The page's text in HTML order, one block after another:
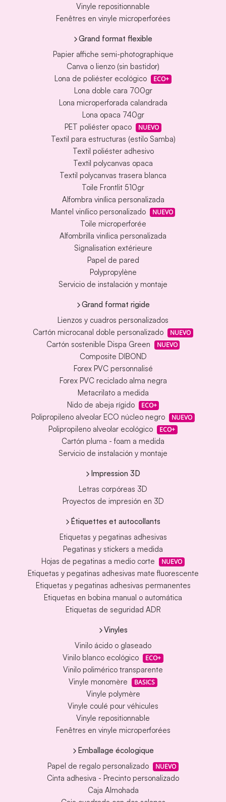
Vinyle repositionnable
Fenêtres en vinyle microperforées
Grand format flexible
Papier affiche semi-photographique
Canva o lienzo (sin bastidor)
Lona de poliéster ecológico
ECO+
Lona doble cara 700gr
Lona microperforada calandrada
Lona opaca 740gr
PET poliéster opaco
NUEVO
Textil para estructuras (estilo Samba)
Textil poliéster adhesivo
Textil polycanvas opaca
Textil polycanvas trasera blanca
Toile Frontlit 510gr
Alfombra vinílica personalizada
Mantel vinílico personalizado
NUEVO
Toile microperforée
Alfombrilla vinílica personalizada
Signalisation extérieure
Papel de pared
Polypropylène
Servicio de instalación y montaje
Grand format rigide
Lienzos y cuadros personalizados
Cartón microcanal doble personalizado
NUEVO
Cartón sostenible Dispa Green NUEVO
Composite DIBOND
Forex PVC personnalisé
Forex PVC reciclado alma negra
Metacrilato a medida
Nido de abeja rígido
ECO+
Polipropileno alveolar ECO núcleo negro NUEVO
Polipropileno alveolar ecológico ECO+
Cartón pluma - foam a medida
Servicio de instalación y montaje
Impression 3D
Letras corpóreas 3D
Proyectos de impresión en 3D
Étiquettes et autocollants
Etiquetas y pegatinas adhesivas
Pegatinas y stickers a medida
Hojas de pegatinas a medio corte
NUEVO
Etiquetas y pegatinas adhesivas mate fluorescente
Etiquetas y pegatinas adhesivas permanentes
Etiquetas en bobina manual o automática
Etiquetas de seguridad ADR
Vinyles
Vinilo ácido o glaseado
Vinilo blanco ecológico
ECO+
Vinilo polimérico transparente
Vinyle monomère
BASICS
Vinyle polymère
Vinyle coulé pour véhicules
Vinyle repositionnable
Fenêtres en vinyle microperforées
Emballage écologique
Papel de regalo personalizado
NUEVO
Cinta adhesiva - Precinto personalizado
Caja Almohada